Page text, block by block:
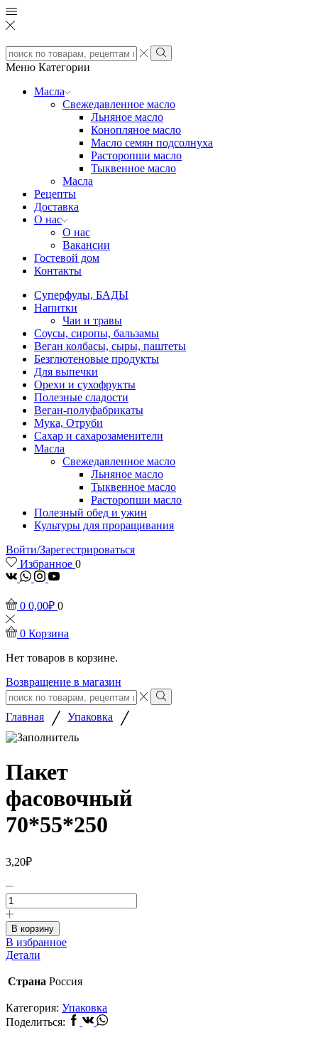
Search
input
Search
Меню Категории
Масла
Свежедавленное масло
Льняное масло
Конопляное масло
Масло семян подсолнуха
Расторопши масло
Тыквенное масло
Масла
Рецепты
Доставка
О нас
О нас
Вакансии
Гостевой дом
Контакты
Суперфуды, БАДЫ
Напитки
Чаи и травы
Соусы, сиропы, бальзамы
Веган колбасы, сыры, паштеты
Безглютеновые продукты
Для выпечки
Орехи и сухофрукты
Полезные сладости
Веган-полуфабрикаты
Мука, Отруби
Сахар и сахарозаменители
Масла
Свежедавленное масло
Льняное масло
Тыквенное масло
Расторопши масло
Полезный обед и ужин
Культуры для проращивания
Войти/Зарегестрироваться
Избранное 0
vk Whatsapp
Instagram
Youtube
0 0,00₽ 0
0 Корзина
Нет товаров в корзине.
Возвращение в магазин
Search
input
Search
Главная / Упаковка /
Пакет
фасовочный
70*55*250
3,20₽
Количество
Пакет
фасовочный
70*55*250
В корзину
В избранное
Детали
Страна Россия
Категория: Упаковка
Поделиться: Facebook
Vk Whatsapp